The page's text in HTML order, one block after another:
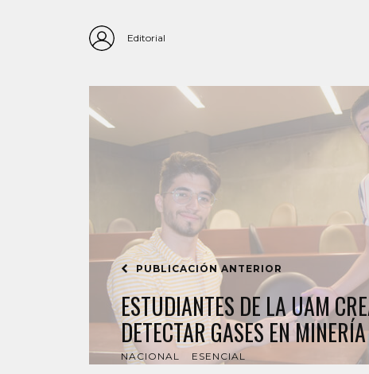
Editorial
PUBLICACIÓN ANTERIOR
ESTUDIANTES DE LA UAM
DETECTAR GASES EN MINERÍA
NACIONAL ESENCIAL